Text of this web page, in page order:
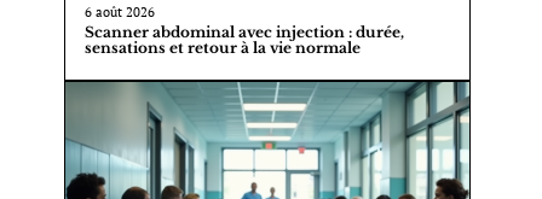
6 août 2026
Scanner abdominal avec injection : durée,
sensations et retour à la vie normale